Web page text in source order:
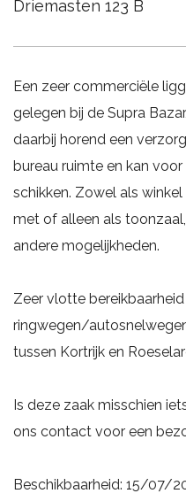
Driemasten 123 B
Een zeer commerciële
gelegen bij de Supra
daarbij horend een
bureau ruimte en kan
schikken. Zowel als
met of alleen als
andere mogelijkheden.
Zeer vlotte
ringwegen/
tussen Kortrijk en
Is deze zaak misschien
ons contact voor een
Beschikbaarheid: 15/07/